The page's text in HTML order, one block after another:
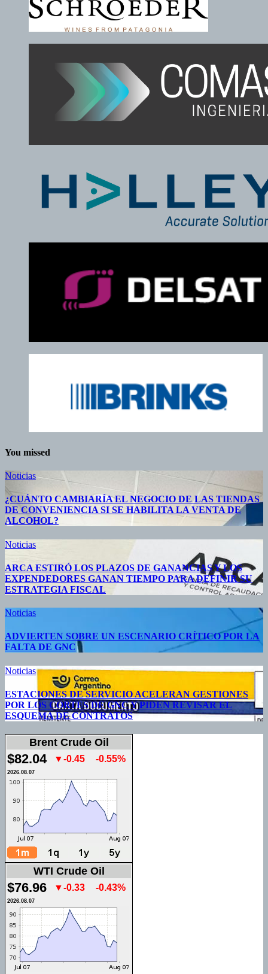
You missed
Noticias
¿CUÁNTO CAMBIARÍA EL NEGOCIO DE LAS TIENDAS
DE CONVENIENCIA SI SE HABILITA LA VENTA DE
ALCOHOL?
Noticias
ARCA ESTIRÓ LOS PLAZOS DE GANANCIAS Y LOS
EXPENDEDORES GANAN TIEMPO PARA DEFINIR SU
ESTRATEGIA FISCAL
Noticias
ADVIERTEN SOBRE UN ESCENARIO CRÍTICO POR LA
FALTA DE GNC
Noticias
ESTACIONES DE SERVICIO ACELERAN GESTIONES
POR LOS CORTES DE GNC Y PIDEN REVISAR EL
ESQUEMA DE CONTRATOS
Brent Crude Oil
$82.04 ▼-0.45 -0.55%
2026.08.07
WTI Crude Oil
$76.96 ▼-0.33 -0.43%
2026.08.07